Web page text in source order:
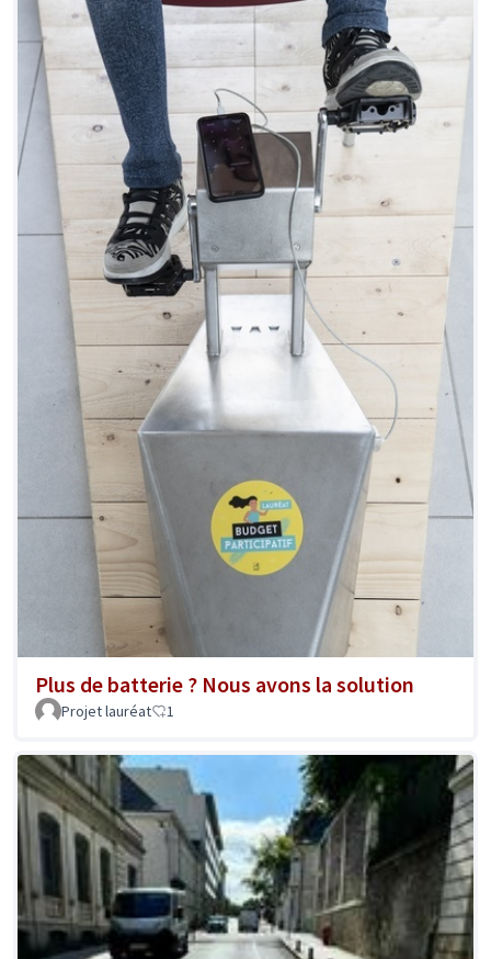
Plus de batterie ? Nous avons la solution
Projet lauréat 1